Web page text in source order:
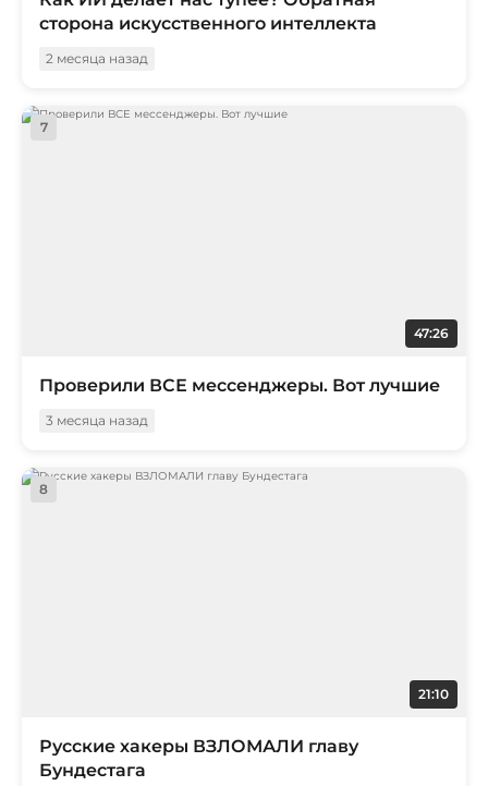
сторона искусственного интеллекта
2 месяца назад
7
47:26
Проверили ВСЕ мессенджеры. Вот лучшие
3 месяца назад
8
21:10
Русские хакеры ВЗЛОМАЛИ главу
Бундестага